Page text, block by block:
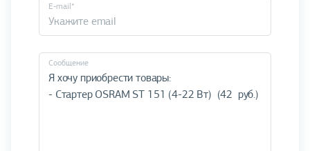
E-mail*
Cообщение